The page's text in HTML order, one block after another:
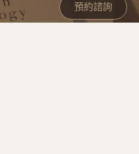
預約諮詢